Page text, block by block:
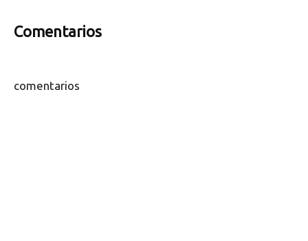
Comentarios
comentarios